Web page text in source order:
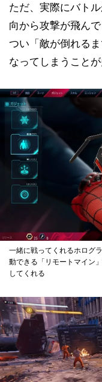
ただ、実際にバト
向から攻撃が飛ん
つい「敵が倒れる
なってしまうことが
一緒に戦ってくれるホログ
動できる「リモートマイン
してくれる